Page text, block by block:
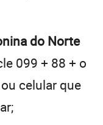
do Norte
099 + 88 + o
celular que